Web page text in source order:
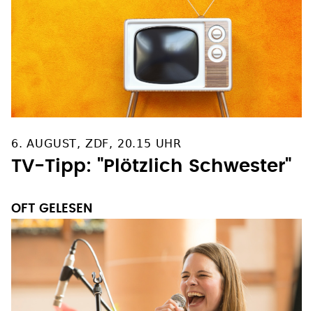
6. AUGUST, ZDF, 20.15 UHR
TV-Tipp: "Plötzlich Schwester"
OFT GELESEN